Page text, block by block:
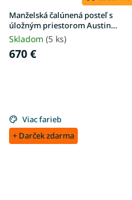
Manželská čalúnená posteľ s
úložným priestorom Austin
180x200 - krémová
Skladom (5 ks)
670 €
Viac farieb
+ Darček zdarma